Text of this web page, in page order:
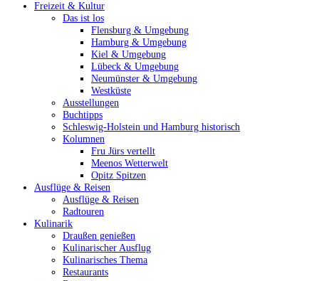
Freizeit & Kultur
Das ist los
Flensburg & Umgebung
Hamburg & Umgebung
Kiel & Umgebung
Lübeck & Umgebung
Neumünster & Umgebung
Westküste
Ausstellungen
Buchtipps
Schleswig-Holstein und Hamburg historisch
Kolumnen
Fru Jürs vertellt
Meenos Wetterwelt
Opitz Spitzen
Ausflüge & Reisen
Ausflüge & Reisen
Radtouren
Kulinarik
Draußen genießen
Kulinarischer Ausflug
Kulinarisches Thema
Restaurants